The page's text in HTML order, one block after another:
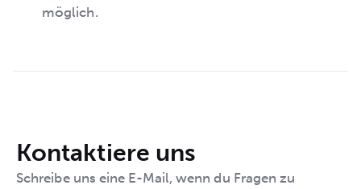
möglich.
Kontaktiere uns
Schreibe uns eine E-Mail, wenn du Fragen zu